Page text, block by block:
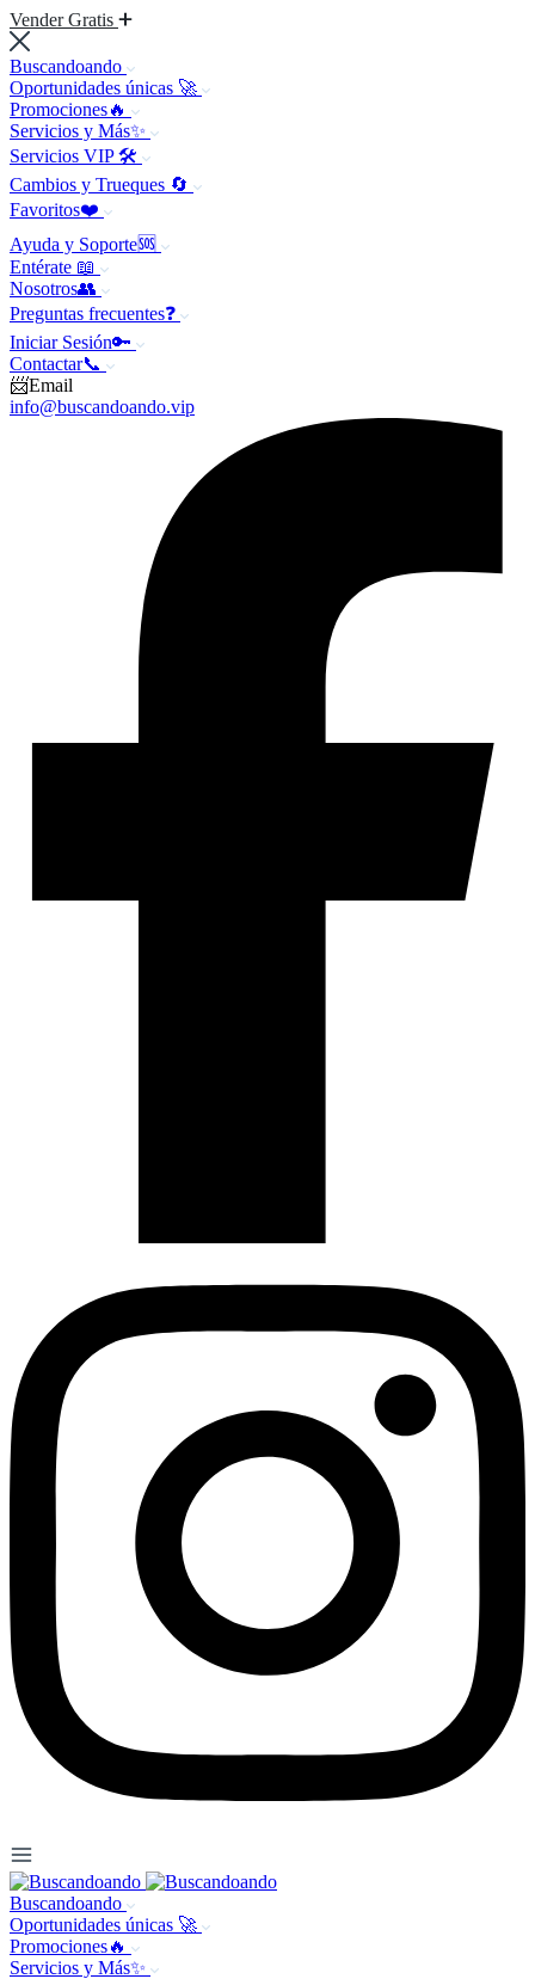
Vender Gratis
Buscandoando
Oportunidades únicas 🚀
Promociones🔥
Servicios y Más✨
Servicios VIP 🛠️
Cambios y Trueques 🔄
Favoritos❤️
Ayuda y Soporte🆘
Entérate 📖
Nosotros👥
Preguntas frecuentes❓
Iniciar Sesión🔑
Contactar📞
📨Email
info@buscandoando.vip
Buscandoando
Oportunidades únicas 🚀
Promociones🔥
Servicios y Más✨